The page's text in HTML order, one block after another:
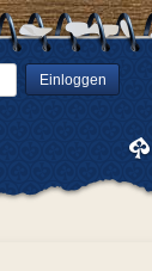
Einloggen